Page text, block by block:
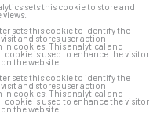
sets this cookie to store and
sets this cookie to identify the
and stores user action
in cookies. This analytical and
cookie is used to enhance the visitor
the website.
sets this cookie to identify the
and stores user action
in cookies. This analytical and
cookie is used to enhance the visitor
the website.